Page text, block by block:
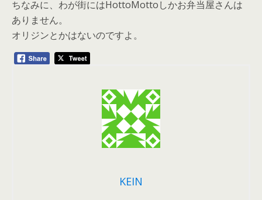
ちなみに、わが街にはHottoMottoしかお弁当屋さんは
ありません。
オリジンとかはないのですよ。
KEIN